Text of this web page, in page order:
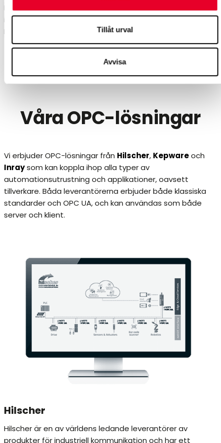
Tillåt urval
Avvisa
I nästa steg struktureras och normeras OPC-data typiskt
i enUnified Namespace(UNS), läs mer om UNS och vår
Dataops-lösning
Våra OPC-lösningar
Vi erbjuder OPC-lösningar från Hilscher, Kepwareoch
Inraysom kan koppla ihop alla typer av
automationsutrustning och applikationer, oavsett
tillverkare. Båda leverantörerna erbjuder både klassiska
standarder och OPC UA, och kan användas som både
server och klient.
Hilscher
Hilscher är en av världens ledande leverantörer av
produkter för industriell kommunikation och har ett